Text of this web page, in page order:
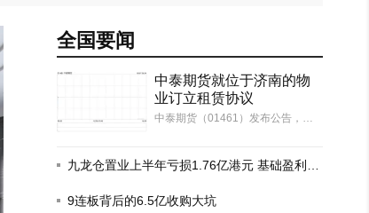
全国要闻
中泰期货就位于济南的物
业订立租赁协议
中泰期货（01461）发布公告，于2
汇融资本（作为承租人）分别与齐
鲁中泰物业（作为出租人）订立租
由2026年10月…
九龙仓置业上半年亏损1.76亿港元 基础盈利增
9连板背后的6.5亿收购大坑